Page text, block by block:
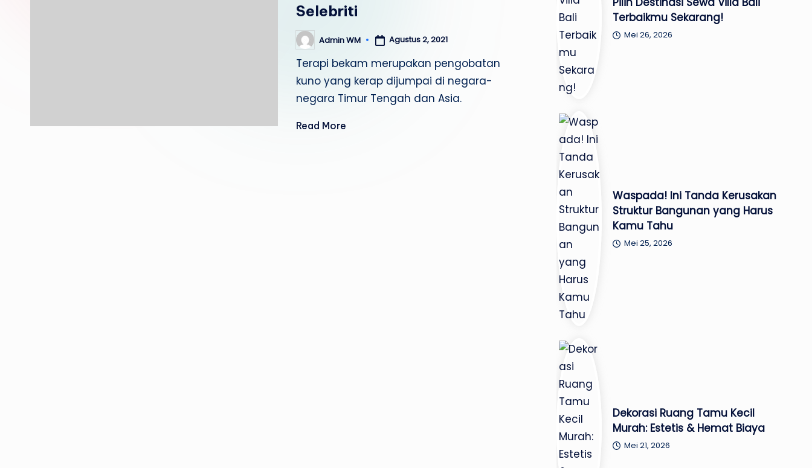
Selebriti
Posted
by
Admin WM Agustus 2, 2021
Terapi bekam merupakan pengobatan
kuno yang kerap dijumpai di negara-
negara Timur Tengah dan Asia.
Read More
Terbaikmu Sekarang!
Mei 26, 2026
Waspada! Ini Tanda Kerusakan
Struktur Bangunan yang Harus
Kamu Tahu
Mei 25, 2026
Dekorasi Ruang Tamu Kecil
Murah: Estetis & Hemat Biaya
Mei 21, 2026